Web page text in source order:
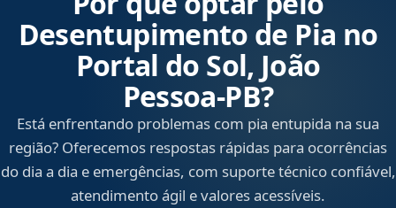
Desentupimento de Pia no
Portal do Sol, João
Pessoa‑PB?
Está enfrentando problemas com pia entupida na sua
região? Oferecemos respostas rápidas para ocorrências
do dia a dia e emergências, com suporte técnico confiável,
atendimento ágil e valores acessíveis.